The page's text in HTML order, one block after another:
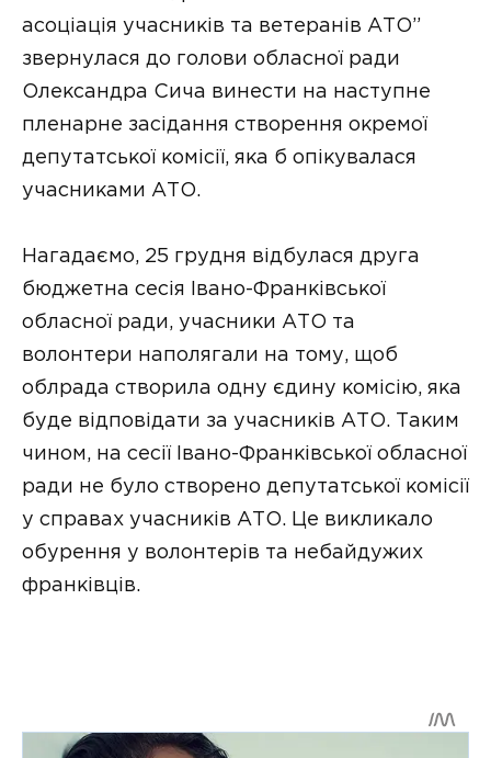
асоціація учасників та ветеранів АТО”
звернулася до голови обласної ради
Олександра Сича винести на наступне
пленарне засідання створення окремої
депутатської комісії, яка б опікувалася
учасниками АТО.
Нагадаємо, 25 грудня відбулася друга
бюджетна сесія Івано-Франківської
обласної ради, учасники АТО та
волонтери наполягали на тому, щоб
облрада створила одну єдину комісію, яка
буде відповідати за учасників АТО. Таким
чином, на сесії Івано-Франківської обласної
ради не було створено депутатської комісії
у справах учасників АТО. Це викликало
обурення у волонтерів та небайдужих
франківців.